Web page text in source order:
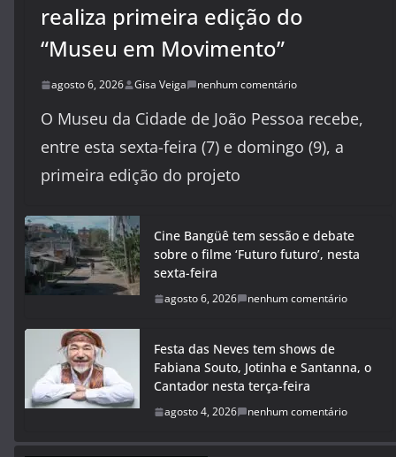
realiza primeira edição do
“Museu em Movimento”
agosto 6, 2026 Gisa Veiga nenhum comentário
O Museu da Cidade de João Pessoa recebe,
entre esta sexta-feira (7) e domingo (9), a
primeira edição do projeto
Cine Bangüê tem sessão e debate
sobre o filme ‘Futuro futuro’, nesta
sexta-feira
agosto 6, 2026 nenhum comentário
Festa das Neves tem shows de
Fabiana Souto, Jotinha e Santanna, o
Cantador nesta terça-feira
agosto 4, 2026 nenhum comentário